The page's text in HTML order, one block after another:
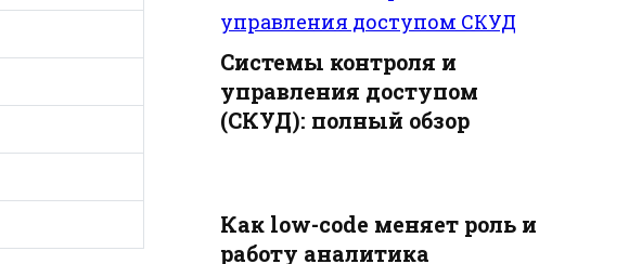
Системы контроля и
управления доступом
(СКУД): полный обзор
Как low-code меняет роль и
работу аналитика